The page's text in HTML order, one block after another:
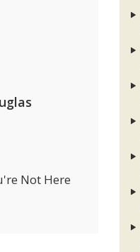
Not Here